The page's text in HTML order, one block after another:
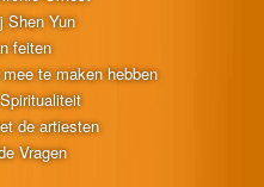
Shen Yun
feiten
te maken hebben
de artiesten
Vragen